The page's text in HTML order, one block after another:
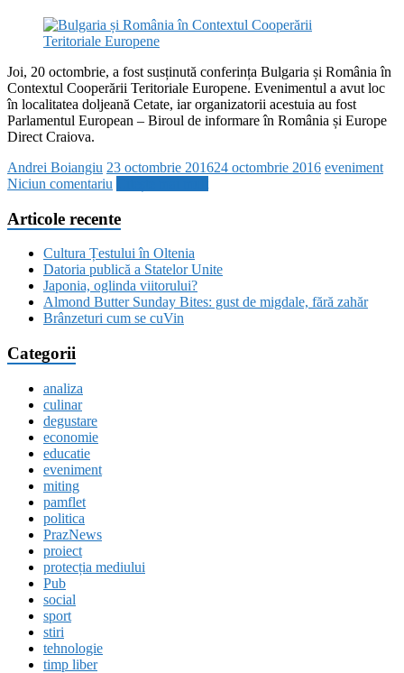
Joi, 20 octombrie, a fost susținută conferința Bulgaria și România în
Contextul Cooperării Teritoriale Europene. Evenimentul a avut loc
în localitatea doljeană Cetate, iar organizatorii acestuia au fost
Parlamentul European – Biroul de informare în România și Europe
Direct Craiova.
Andrei Boiangiu 23 octombrie 201624 octombrie 2016 eveniment
Niciun comentariu
Articole recente
Cultura Țestului în Oltenia
Datoria publică a Statelor Unite
Japonia, oglinda viitorului?
Almond Butter Sunday Bites: gust de migdale, fără zahăr
Brânzeturi cum se cuVin
Categorii
analiza
culinar
degustare
economie
educatie
eveniment
miting
pamflet
politica
PrazNews
proiect
protecția mediului
Pub
social
sport
stiri
tehnologie
timp liber